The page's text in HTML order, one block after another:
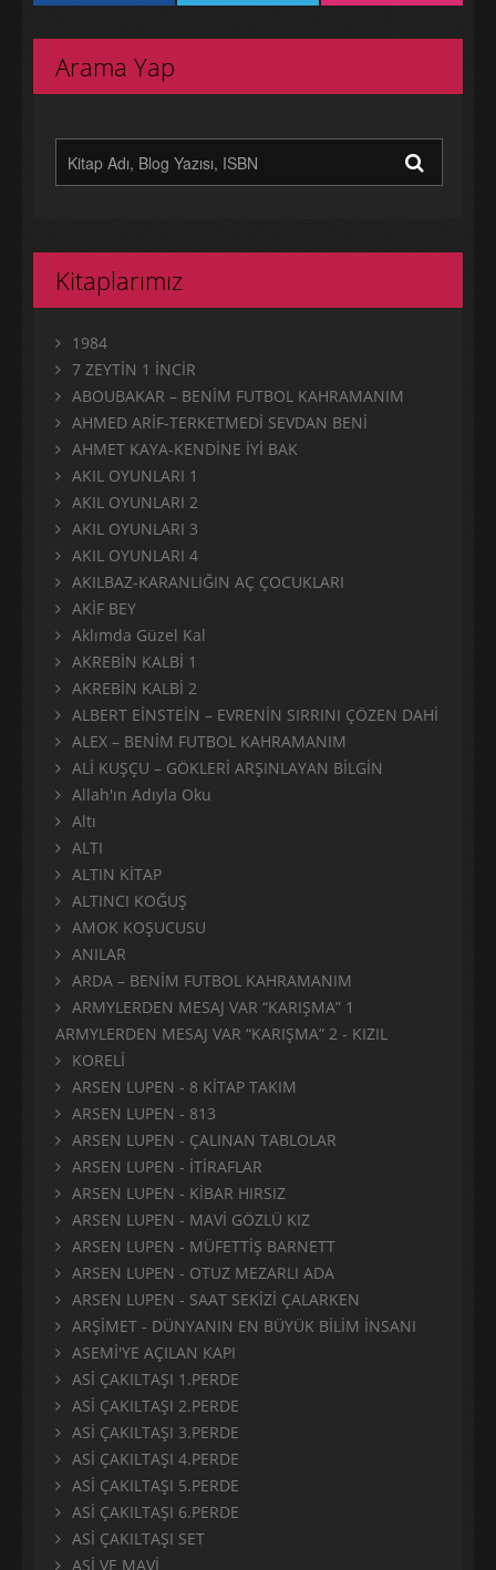
Arama Yap
Kitaplarımız
1984
7 ZEYTİN 1 İNCİR
ABOUBAKAR – BENİM FUTBOL KAHRAMANIM
AHMED ARİF-TERKETMEDİ SEVDAN BENİ
AHMET KAYA-KENDİNE İYİ BAK
AKIL OYUNLARI 1
AKIL OYUNLARI 2
AKIL OYUNLARI 3
AKIL OYUNLARI 4
AKILBAZ-KARANLIĞIN AÇ ÇOCUKLARI
AKİF BEY
Aklımda Güzel Kal
AKREBİN KALBİ 1
AKREBİN KALBİ 2
ALBERT EİNSTEİN – EVRENİN SIRRINI ÇÖZEN DAHİ
ALEX – BENİM FUTBOL KAHRAMANIM
ALİ KUŞÇU – GÖKLERİ ARŞINLAYAN BİLGİN
Allah'ın Adıyla Oku
Altı
ALTI
ALTIN KİTAP
ALTINCI KOĞUŞ
AMOK KOŞUCUSU
ANILAR
ARDA – BENİM FUTBOL KAHRAMANIM
ARMYLERDEN MESAJ VAR “KARIŞMA” 1
ARMYLERDEN MESAJ VAR “KARIŞMA” 2 - KIZIL
KORELİ
ARSEN LUPEN - 8 KİTAP TAKIM
ARSEN LUPEN - 813
ARSEN LUPEN - ÇALINAN TABLOLAR
ARSEN LUPEN - İTİRAFLAR
ARSEN LUPEN - KİBAR HIRSIZ
ARSEN LUPEN - MAVİ GÖZLÜ KIZ
ARSEN LUPEN - MÜFETTİŞ BARNETT
ARSEN LUPEN - OTUZ MEZARLI ADA
ARSEN LUPEN - SAAT SEKİZİ ÇALARKEN
ARŞİMET - DÜNYANIN EN BÜYÜK BİLİM İNSANI
ASEMİ'YE AÇILAN KAPI
ASİ ÇAKILTAŞI 1.PERDE
ASİ ÇAKILTAŞI 2.PERDE
ASİ ÇAKILTAŞI 3.PERDE
ASİ ÇAKILTAŞI 4.PERDE
ASİ ÇAKILTAŞI 5.PERDE
ASİ ÇAKILTAŞI 6.PERDE
ASİ ÇAKILTAŞI SET
ASİ VE MAVİ